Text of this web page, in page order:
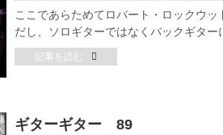
ここであらためてロバート・ロックウ
だし、ソロギターではなくバックギター
記事を読む
ギターギター 89